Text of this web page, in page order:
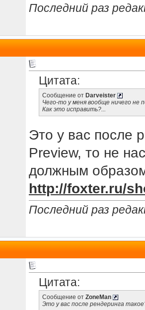
Последний раз
Цитата:
Сообщение от Darveister
Чего-то у меня вообще ничего не
Как это исправить?...
Это у вас после
Preview, то не
должным
http://foxter.ru/
Последний раз
Цитата:
Сообщение от ZoneMan
Это у вас после рендеринга